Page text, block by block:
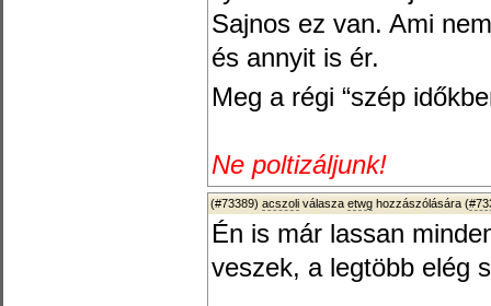
Sajnos ez van. Ami
és annyit is ér.
Meg a régi “szép
Ne poltizáljunk!
(#73389) acszoli válasza etwg hozzászólására (
Én is már lassan
veszek, a legtöbb elég